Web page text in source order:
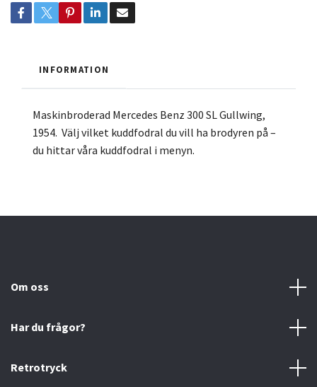
INFORMATION
Maskinbroderad Mercedes Benz 300 SL Gullwing,
1954. Välj vilket kuddfodral du vill ha brodyren på –
du hittar våra kuddfodral i menyn.
Om oss
Har du frågor?
Retrotryck